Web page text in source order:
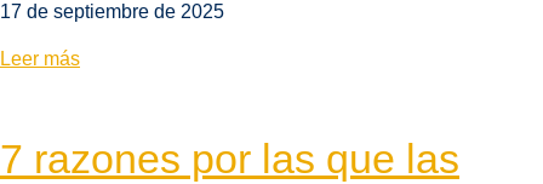
17 de septiembre de 2025
Leer más
7 razones por las que las